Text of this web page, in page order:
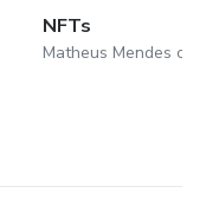
NFTs
Matheus Mendes correia